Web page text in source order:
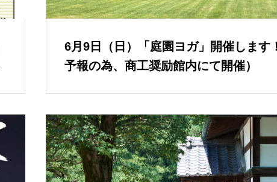
6月9日（日）「庭園ヨガ」開催します
予報の為、商工奨励館内にて開催）